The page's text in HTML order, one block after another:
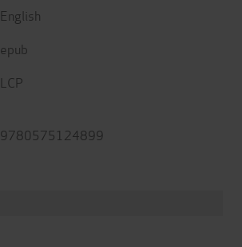
English
epub
LCP
9780575124899